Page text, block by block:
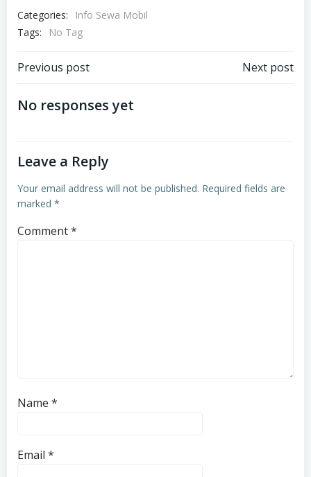
Categories:
Info Sewa Mobil
Tags:
No Tag
Post
navigation
Previous post Next post
No responses yet
Leave a Reply
Your email address will not be published. Required fields are
marked *
Comment*
Name *
Email *